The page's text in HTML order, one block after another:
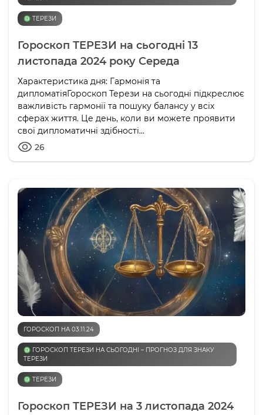
♎️ ТЕРЕЗИ
Гороскоп ТЕРЕЗИ на сьогодні 13
листопада 2024 року Середа
Характеристика дня: Гармонія та
дипломатіяГороскоп Терези на сьогодні підкреслює
важливість гармонії та пошуку балансу у всіх
сферах життя. Це день, коли ви можете проявити
свої дипломатичні здібності...
26
ГОРОСКОП НА 03.11.24
♎️ ГОРОСКОП ТЕРЕЗИ НА СЬОГОДНІ – ПРОГНОЗ ДЛЯ ЗНАКУ
ТЕРЕЗИ
♎️ ТЕРЕЗИ
Гороскоп ТЕРЕЗИ на 3 листопада 2024